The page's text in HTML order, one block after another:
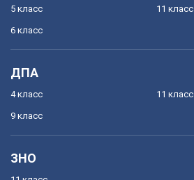
5 класс
6 класс
11 класс
ДПА
4 класс
9 класс
11 класс
ЗНО